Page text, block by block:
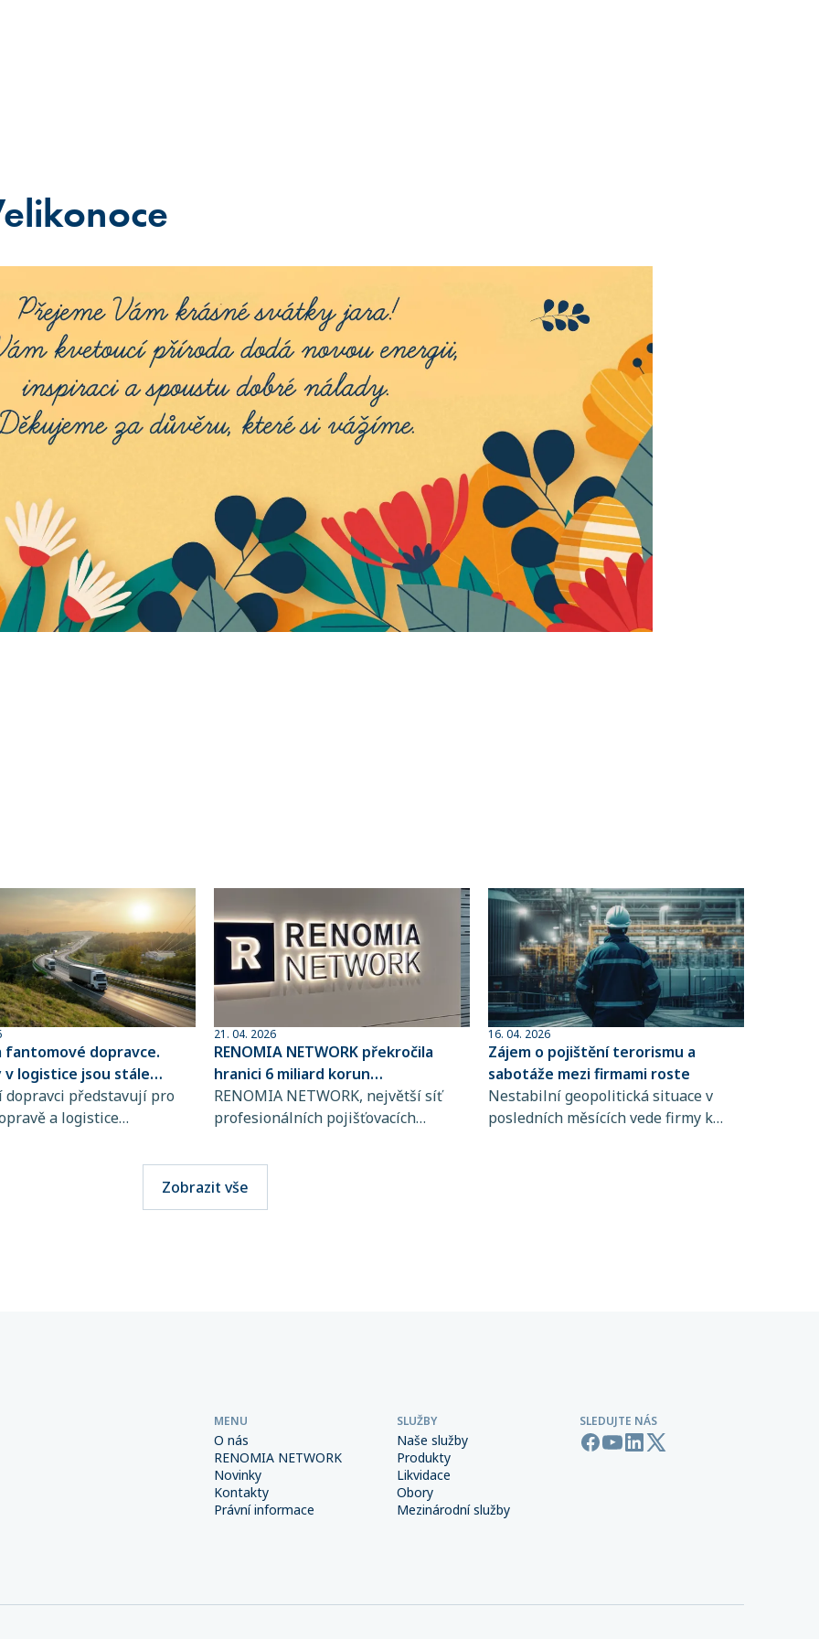
fantomové dopravce.
v logistice jsou stále
dopravci představují pro
a logistice
totiž stále obtížněji
Přitom stačí jediná
výběru přepravce a škody
21. 04. 2026
RENOMIA NETWORK překročila
hranici 6 miliard korun
spravovaného pojistného
RENOMIA NETWORK, největší síť
profesionálních pojišťovacích
RENOMIA GROUP, dosáhla
významného milníku. Hodnota
pojistného, které svým klientům
16. 04. 2026
Zájem o pojištění terorismu a
sabotáže mezi firmami roste
Nestabilní geopolitická situace v
posledních měsících vede firmy k
Zobrazit vše
MENU
O nás
RENOMIA NETWORK
Novinky
Kontakty
Právní informace
SLUŽBY
Naše služby
Produkty
Likvidace
Obory
Mezinárodní služby
SLEDUJTE NÁS